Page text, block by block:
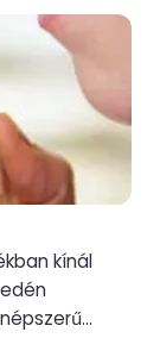
és az
kínál